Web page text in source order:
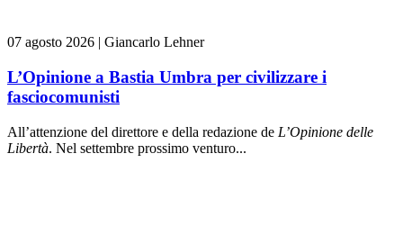
07 agosto 2026 | Giancarlo Lehner
L’Opinione a Bastia Umbra per civilizzare i
fasciocomunisti
All’attenzione del direttore e della redazione de L’Opinione delle
Libertà. Nel settembre prossimo venturo...